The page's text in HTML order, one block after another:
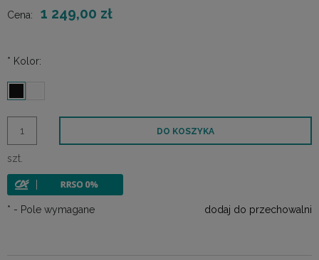
Cena: 1 249,00 zł
* Kolor:
szt.
DO KOSZYKA
dodaj do przechowalni
* - Pole wymagane